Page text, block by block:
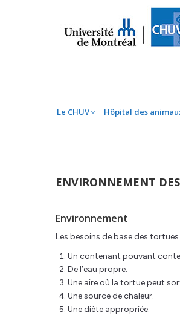
Le CHUV Hôpital des
ENVIRONNEMENT
Environnement
Les besoins de base des
Un contenant pouvant
De l’eau propre.
Une aire où la tortue peut
Une source de chaleur.
Une diète appropriée.
Le CHUV Hôpital